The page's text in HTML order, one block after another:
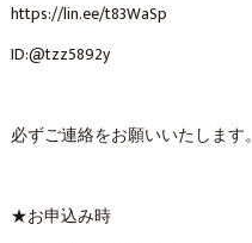
https://lin.ee/t83WaSp
ID:@tzz5892y
必ずご連絡をお願いいたします。
★お申込み時